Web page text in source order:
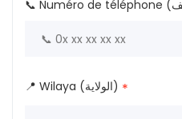
📍 Wilaya (الولاية) *